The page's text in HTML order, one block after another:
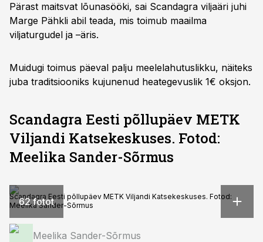
Pärast maitsvat lõunasööki, sai Scandagra viljaäri juhi
Marge Pähkli abil teada, mis toimub maailma
viljaturgudel ja –äris.
Muidugi toimus päeval palju meelelahutuslikku, näiteks
juba traditsiooniks kujunenud heategevuslik 1€ oksjon.
Scandagra Eesti põllupäev METK
Viljandi Katsekeskuses. Fotod:
Meelika Sander-Sõrmus
62 fotot
Scandagra Eesti põllupäev METK Viljandi Katsekeskuses. Fotod:
Meelika Sander-Sõrmus
Meelika Sander-Sõrmus